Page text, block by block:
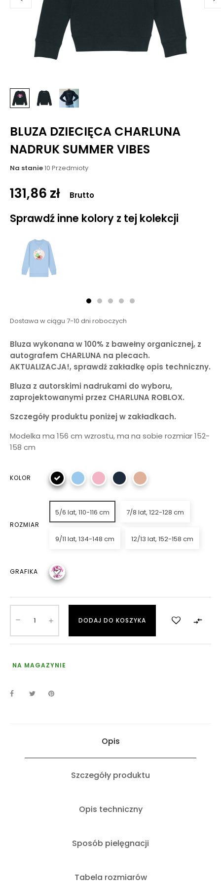
BLUZA DZIECIĘCA CHARLUNA
NADRUK SUMMER VIBES
Na stanie10 Przedmioty
131,86 zł Brutto
Sprawdź inne kolory z tej kolekcji
Dostawa w ciągu 7-10 dni roboczych
Bluza wykonana w 100% z bawełny organicznej, z
autografem CHARLUNA na plecach.
AKTUALIZACJA!, sprawdź zakładkę opis techniczny.
Bluza z autorskimi nadrukami do wyboru,
zaprojektowanymi przez CHARLUNA ROBLOX.
Szczegóły produktu poniżej w zakładkach.
Modelka ma 156 cm wzrostu, ma na sobie rozmiar 152-
158 cm
KOLOR
ROZMIAR
5/6 lat, 110-116 cm 7/8 lat, 122-128 cm
9/11 lat, 134-148 cm 12/13 lat, 152-158 cm
GRAFIKA
DODAJ DO KOSZYKA 
NA MAGAZYNIE
Opis
Szczegóły produktu
Opis techniczny
Sposób pielęgnacji
Tabela rozmiarów